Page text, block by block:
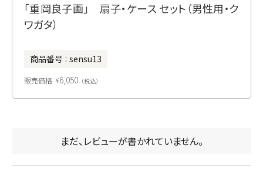
「重岡良子画」 扇子・ケース セット（男性用・ク
ワガタ）
商品番号 sensu13
販売価格 ¥6,050 税込
まだ、レビューが書かれていません。